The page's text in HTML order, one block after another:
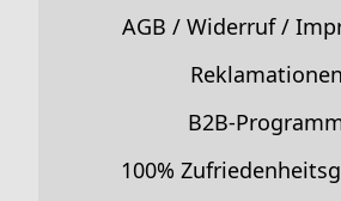
AGB / Widerruf /
Reklamationen
B2B-
100%